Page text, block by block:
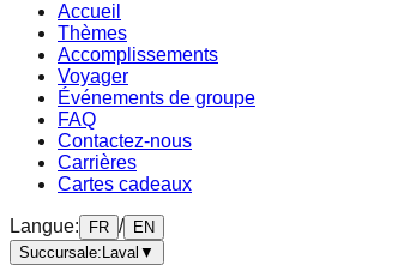
Accueil
Thèmes
Accomplissements
Voyager
Événements de groupe
FAQ
Contactez-nous
Carrières
Cartes cadeaux
Langue: FR /
EN
Succursale: Laval ▼